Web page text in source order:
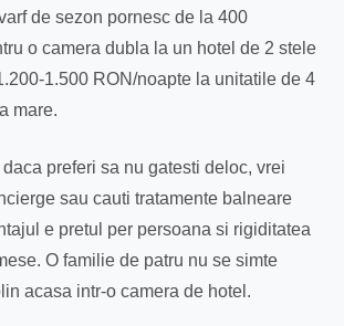
de sezon pornesc de la 400
o camera dubla la un hotel de 2 stele
1.500 RON/noapte la unitatile de 4
mare.
preferi sa nu gatesti deloc, vrei
sau cauti tratamente balneare
e pretul per persoana si rigiditatea
O familie de patru nu se simte
acasa intr-o camera de hotel.